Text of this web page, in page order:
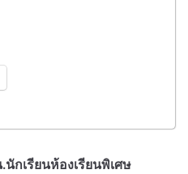
กเรียนห้องเรียนพิเศษ